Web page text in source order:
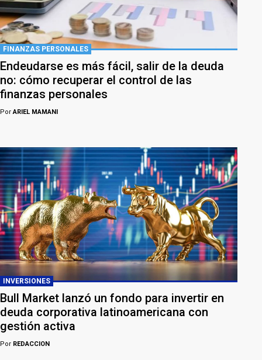
FINANZAS PERSONALES
Endeudarse es más fácil, salir de la deuda
no: cómo recuperar el control de las
finanzas personales
PorARIEL MAMANI
INVERSIONES
Bull Market lanzó un fondo para invertir en
deuda corporativa latinoamericana con
gestión activa
Por REDACCION